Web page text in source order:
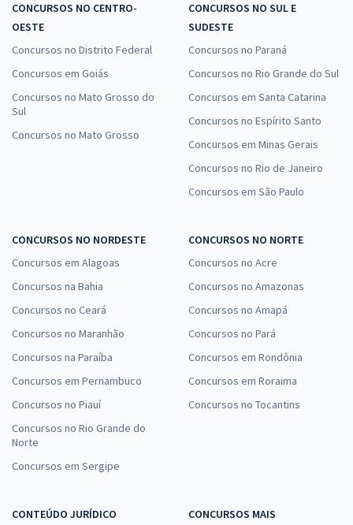
CONCURSOS NO CENTRO-
OESTE
Concursos no Distrito Federal
Concursos em Goiás
Concursos no Mato Grosso do
Sul
Concursos no Mato Grosso
CONCURSOS NO SUL E
SUDESTE
Concursos no Paraná
Concursos no Rio Grande do Sul
Concursos em Santa Catarina
Concursos no Espírito Santo
Concursos em Minas Gerais
Concursos no Rio de Janeiro
Concursos em São Paulo
CONCURSOS NO NORDESTE
Concursos em Alagoas
Concursos na Bahia
Concursos no Ceará
Concursos no Maranhão
Concursos na Paraíba
Concursos em Pernambuco
Concursos no Piauí
Concursos no Rio Grande do
Norte
Concursos em Sergipe
CONCURSOS NO NORTE
Concursos no Acre
Concursos no Amazonas
Concursos no Amapá
Concursos no Pará
Concursos em Rondônia
Concursos em Roraima
Concursos no Tocantins
CONTEÚDO JURÍDICO
CONCURSOS MAIS